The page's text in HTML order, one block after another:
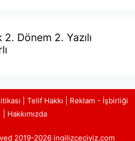
2. Dönem 2. Yazılı
Telif Hakkı
Reklam - İşbirliği
Hakkımızda
2019-2026 ingilizceciyiz.com